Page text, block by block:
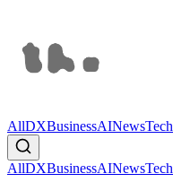
AllDXBusinessAINewsTech
AllDXBusinessAINewsTech